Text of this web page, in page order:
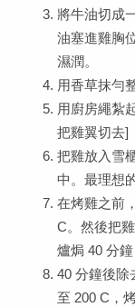
將牛油切成
油塞進雞胸
濕潤。
用香草抹勻
用廚房繩紮
把雞翼切去]
把雞放入雪
中。最理想
在烤雞之前
C。然後把
爐焗 40 分鐘
40 分鐘後除
至 200 C，